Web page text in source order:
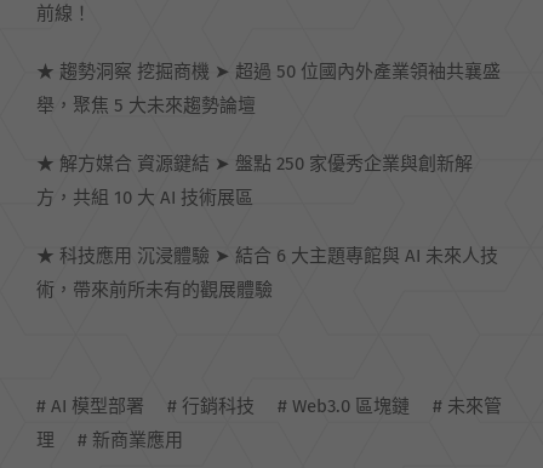
前線！
★ 趨勢洞察 挖掘商機 ➤ 超過 50 位國內外產業領袖共襄盛
舉，聚焦 5 大未來趨勢論壇
★ 解方媒合 資源鍵結 ➤ 盤點 250 家優秀企業與創新解
方，共組 10 大 AI 技術展區
★ 科技應用 沉浸體驗 ➤ 結合 6 大主題專館與 AI 未來人技
術，帶來前所未有的觀展體驗
# AI 模型部署 # 行銷科技 # Web3.0 區塊鏈 # 未來管
理 # 新商業應用